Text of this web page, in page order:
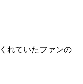
れていたファンの